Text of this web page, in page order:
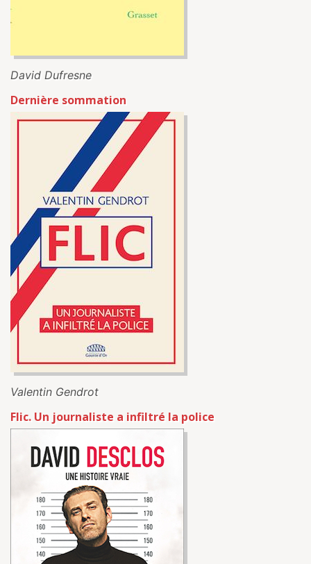
David Dufresne
Dernière sommation
Valentin Gendrot
Flic. Un journaliste a infiltré la police